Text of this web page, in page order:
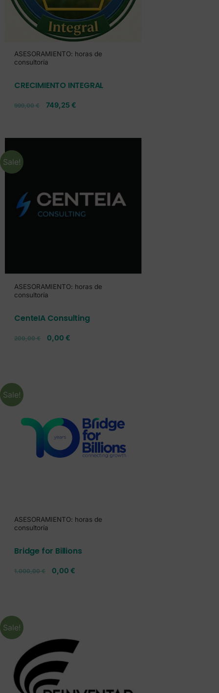
ASESORAMIENTO: horas de
consultoría
CRECIMIENTO INTEGRAL
999,00€ 749,25 €
Sale!
ASESORAMIENTO: horas de
consultoría
CenteIA Consulting
200,00€ 0,00 €
Sale!
ASESORAMIENTO: horas de
consultoría
Bridge for Billions
1.000,00€ 0,00 €
Sale!